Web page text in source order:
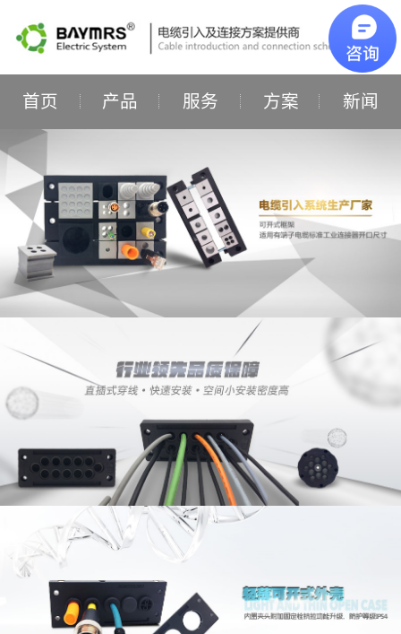
首页 产品 服务 方案 新闻